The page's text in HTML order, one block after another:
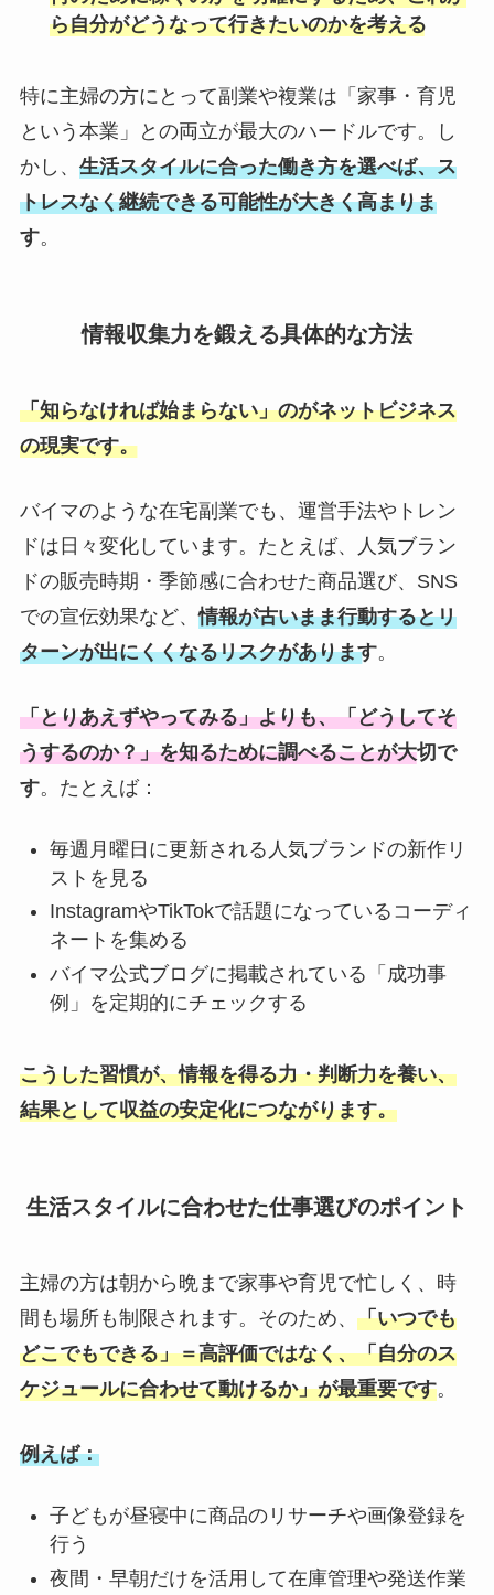
ら自分がどうなって行きたいのかを考える
特に主婦の方にとって副業や複業は「家事・育児
という本業」との両立が最大のハードルです。し
かし、 生活スタイルに合った働き方を選べば、ス
トレスなく継続できる可能性が大きく高まりま
す。
情報収集力を鍛える具体的な方法
「知らなければ始まらない」のがネットビジネス
の現実です。
バイマのような在宅副業でも、運営手法やトレン
ドは日々変化しています。たとえば、人気ブラン
ドの販売時期・季節感に合わせた商品選び、SNS
での宣伝効果など、情報が古いまま行動するとリ
ターンが出にくくなるリスクがあります。
「とりあえずやってみる」よりも、「どうしてそ
うするのか？」を知るために調べることが大切で
す。たとえば：
毎週月曜日に更新される人気ブランドの新作リ
ストを見る
InstagramやTikTokで話題になっているコーディ
ネートを集める
バイマ公式ブログに掲載されている「成功事
例」を定期的にチェックする
こうした習慣が、情報を得る力・判断力を養い、
結果として収益の安定化につながります。
生活スタイルに合わせた仕事選びのポイント
主婦の方は朝から晩まで家事や育児で忙しく、時
間も場所も制限されます。そのため、 「いつでも
どこでもできる」＝高評価ではなく、「自分のス
ケジュールに合わせて動けるか」が最重要です。
例えば：
子どもが昼寝中に商品のリサーチや画像登録を
行う
夜間・早朝だけを活用して在庫管理や発送作業